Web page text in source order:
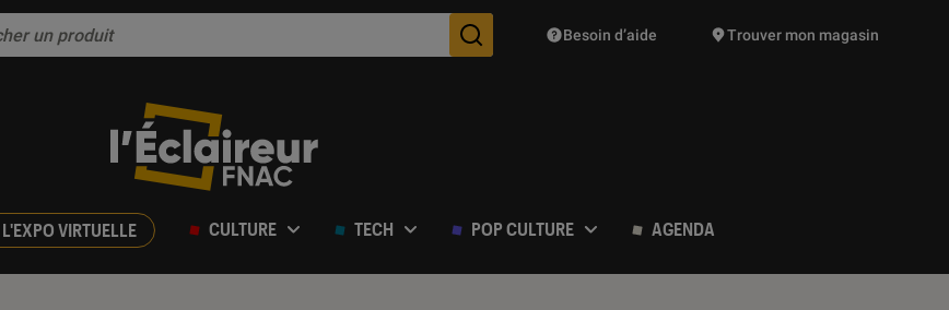
Des suggestions de produits vont vous être proposées
Besoin d’aide Trouver mon magasin
VIRTUELLE CULTURE TECH POP CULTURE AGENDA